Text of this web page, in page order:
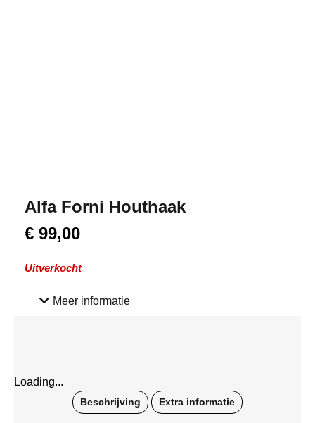
Alfa Forni Houthaak
€ 99,00
Uitverkocht
Meer informatie
Loading...
Beschrijving Extra informatie